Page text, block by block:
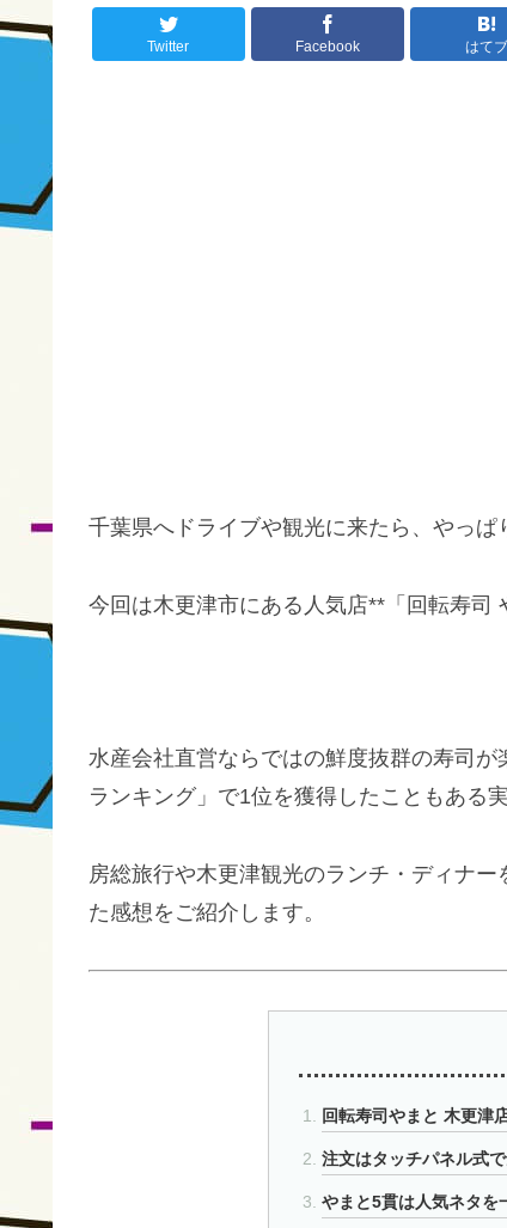
Twitter Facebook はてブ
千葉県へドライブや観光に来たら、やっぱ
今回は木更津市にある人気店**「回転寿司
水産会社直営ならではの鮮度抜群の寿司
ランキング」で1位を獲得したこともある実
房総旅行や木更津観光のランチ・ディナ
た感想をご紹介します。
回転寿司やまと 木更津
注文はタッチパネル式
やまと5貫は人気ネタを